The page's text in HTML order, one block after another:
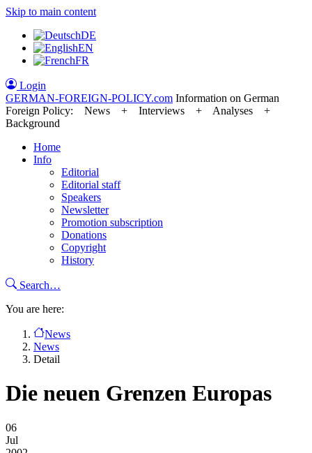
Skip to main content
DE
EN
FR
Login
GERMAN-FOREIGN-POLICY.com Information on German
Foreign Policy: News + Interviews + Analyses +
Background
Home
Info
Editorial
Editorial staff
Speakers
Newsletter
Promotion subscription
Donations
Copyright
History
Search…
You are here:
News
News
Detail
Die neuen Grenzen Europas
06
Jul